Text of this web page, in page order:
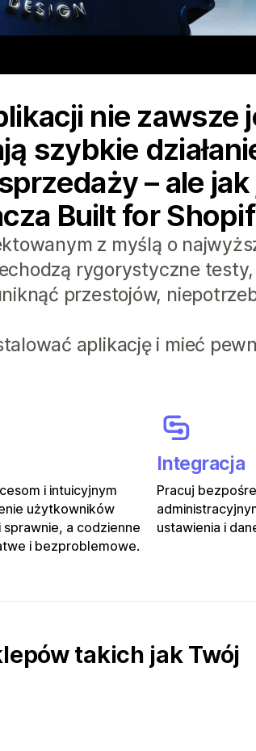
nie zawsze
szybkie
– ale
Built for
z myślą o
rygorystyczne
przestojów,
aplikację i mieć
i intuicyjnym
użytkowników
a codzienne
i bezproblemowe.
Integracja
Pracuj
ustawienia i
takich jak Twój